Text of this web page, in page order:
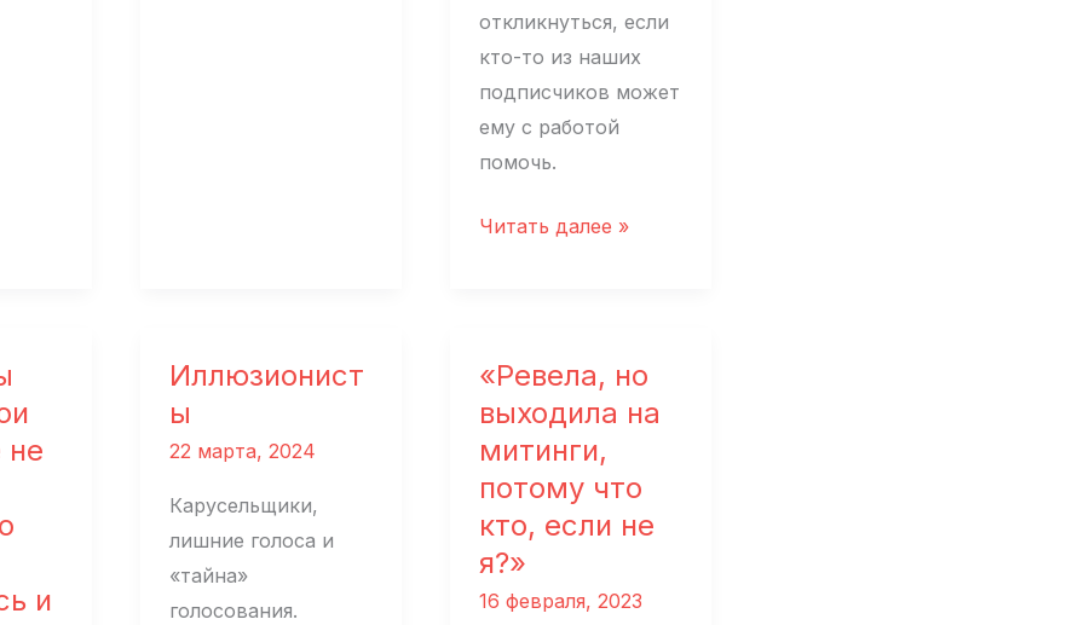
откликнуться, если
кто-то из наших
подписчиков может
ему с работой
помочь.
«Надо
на
людьми,
которые
делают
что-
Читать далее »
не
и
Иллюзионист
ы
22 марта, 2024
Карусельщики,
лишние голоса и
«тайна»
голосования.
«Ревела, но
выходила на
митинги,
потому что
кто, если не
я?»
16 февраля, 2023